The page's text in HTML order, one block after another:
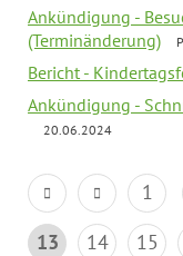
Ankündigung -
(Terminänderung)
Bericht -
Ankündigung -
20.06.2024
1
13
14 15